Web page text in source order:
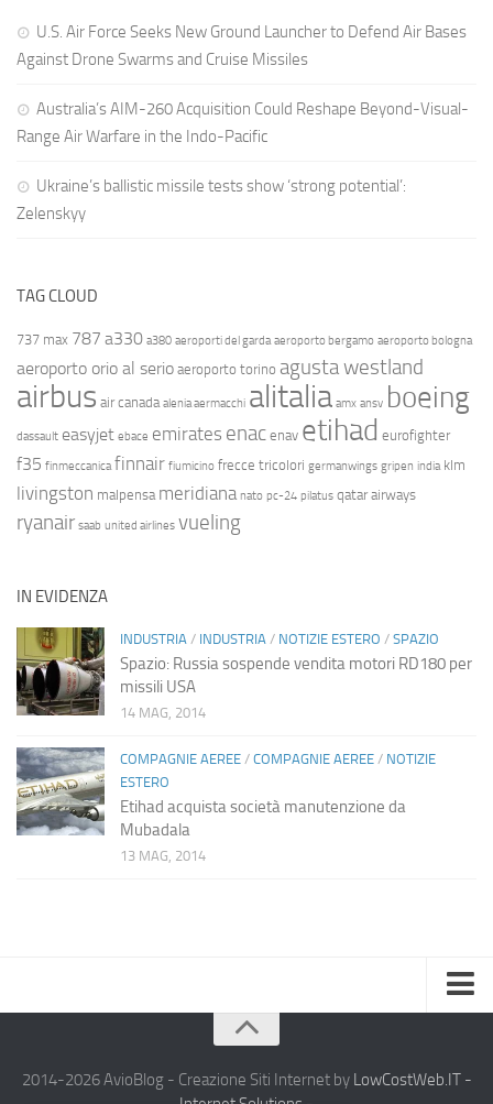
U.S. Air Force Seeks New Ground Launcher to Defend Air Bases
Against Drone Swarms and Cruise Missiles
Australia’s AIM-260 Acquisition Could Reshape Beyond-Visual-
Range Air Warfare in the Indo-Pacific
Ukraine’s ballistic missile tests show ‘strong potential’:
Zelenskyy
TAG CLOUD
737 max 787 a330 a380 aeroporti del garda aeroporto bergamo aeroporto bologna
aeroporto orio al serio aeroporto torino agusta westland
airbus air canada alenia aermacchi alitalia amx ansv boeing
dassault easyjet ebace emirates enac enav etihad eurofighter
f35 finmeccanica finnair fiumicino frecce tricolori germanwings gripen india klm
livingston malpensa meridiana nato pc-24 pilatus qatar airways
ryanair saab united airlines vueling
IN EVIDENZA
INDUSTRIA / INDUSTRIA / NOTIZIE ESTERO / SPAZIO
Spazio: Russia sospende vendita motori RD180 per
missili USA
14 MAG, 2014
COMPAGNIE AEREE / COMPAGNIE AEREE / NOTIZIE
ESTERO
Etihad acquista società manutenzione da
Mubadala
13 MAG, 2014
Chi Siamo
2014-2026 AvioBlog - Creazione Siti Internet by LowCostWeb.IT -